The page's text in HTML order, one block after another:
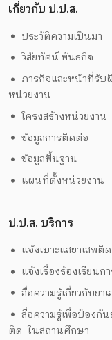
เกี่ยวกับ ป.ป.ส.
ประวัติความเป็นมา
วิสัยทัศน์ พันธกิจ
ภารกิจและหน้าที่รับ
หน่วยงาน
โครงสร้างหน่วยงาน
ข้อมูลการติดต่อ
ข้อมูลพื้นฐาน
แผนที่ตั้งหน่วยงาน
ป.ป.ส. บริการ
แจ้งเบาะแสยาเสพติด
แจ้งเรื่องร้องเรียนก
สื่อความรู้เกี่ยวกับยา
สื่อความรู้เพื่อป้องกัน
ติด ในสถานศึกษา